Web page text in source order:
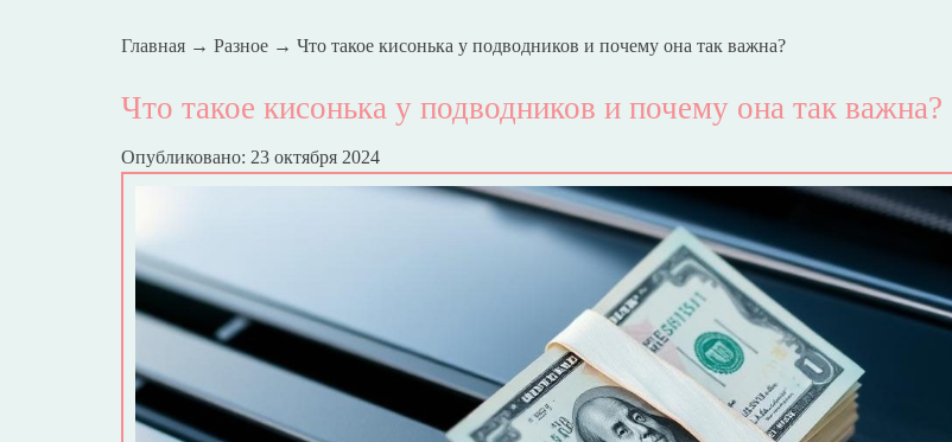
Главная → Разное → Что такое кисонька у подводников и почему она так важна?
Что такое кисонька у подводников и почему она так важна?
Опубликовано: 23 октября 2024